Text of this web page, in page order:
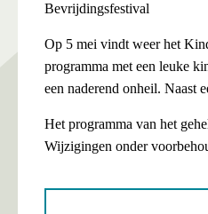
Bevrijdingsfestival
Op 5 mei vindt weer het
programma met een leuke
een naderend onheil. Naast
Het programma van het
Wijzigingen onder